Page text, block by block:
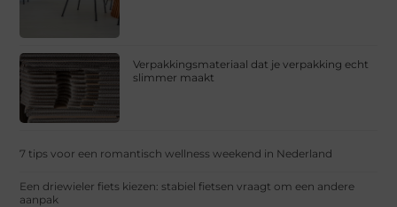
Verpakkingsmateriaal dat je verpakking echt
slimmer maakt
7 tips voor een romantisch wellness weekend in Nederland
Een driewieler fiets kiezen: stabiel fietsen vraagt om een andere
aanpak